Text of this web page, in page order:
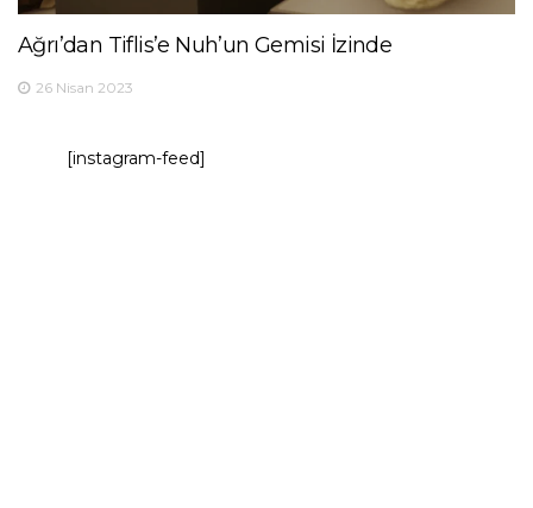
Ağrı’dan Tiflis’e Nuh’un Gemisi İzinde
26 Nisan 2023
[instagram-feed]